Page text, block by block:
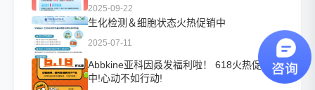
2025-09-22
生化检测＆细胞状态火热促销中
2025-07-11
Abbkine亚科因叒发福利啦！ 618火热促销
中!心动不如行动!